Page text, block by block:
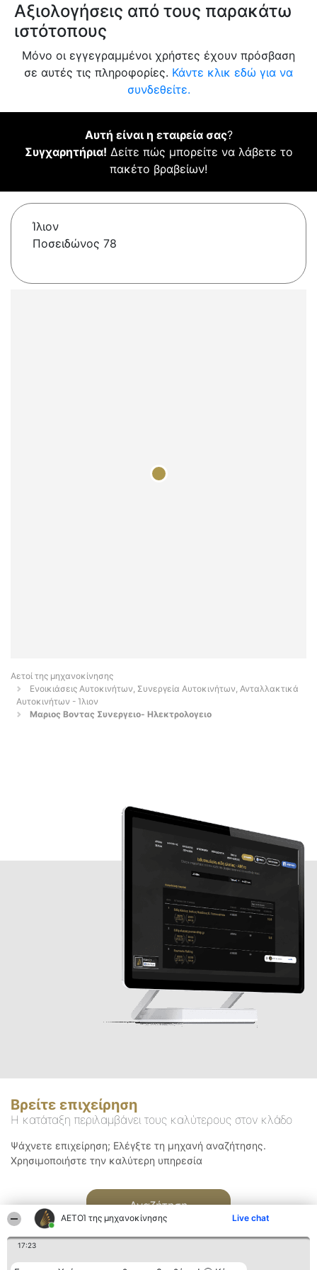
ΑΕΤΟΊ της μηχανοκίνησης Live chat
17:23
Αξιολογήσεις από τους παρακάτω
ιστότοπους
Μόνο οι εγγεγραμμένοι χρήστες έχουν πρόσβαση
σε αυτές τις πληροφορίες. Κάντε κλικ εδώ για να
συνδεθείτε.
Αυτή είναι η εταιρεία σας?
Συγχαρητήρια! Δείτε πώς μπορείτε να λάβετε το
πακέτο βραβείων!
Ίλιον
Ποσειδώνος 78
Αετοί της μηχανοκίνησης
Ενοικιάσεις Αυτοκινήτων, Συνεργεία Αυτοκινήτων, Ανταλλακτικά
Αυτοκινήτων - Ίλιον
Μαριος Βοντας Συνεργειο- Ηλεκτρολογειο
Βρείτε επιχείρηση
Η κατάταξη περιλαμβάνει τους καλύτερους στον κλάδο
Ψάχνετε επιχείρηση; Ελέγξτε τη μηχανή αναζήτησης.
Χρησιμοποιήστε την καλύτερη υπηρεσία
Αναζήτηση